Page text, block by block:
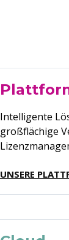
Intelligente
großflächige
UNSERE